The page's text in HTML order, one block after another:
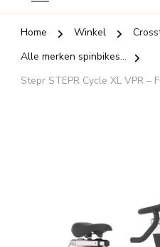
Home Winkel
Alle merken spinbikes...
Stepr STEPR Cycle XL VPR –